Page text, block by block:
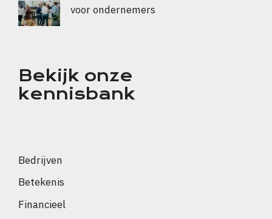
voor ondernemers
Bekijk onze
kennisbank
Bedrijven
Betekenis
Financieel